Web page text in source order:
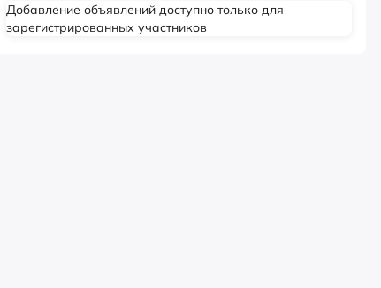
Добавление объявлений доступно только для
зарегистрированных участников